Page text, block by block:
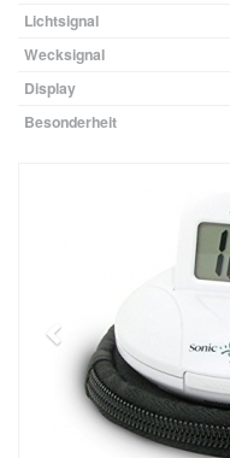
Lichtsignal
Wecksignal
Display
Besonderheit